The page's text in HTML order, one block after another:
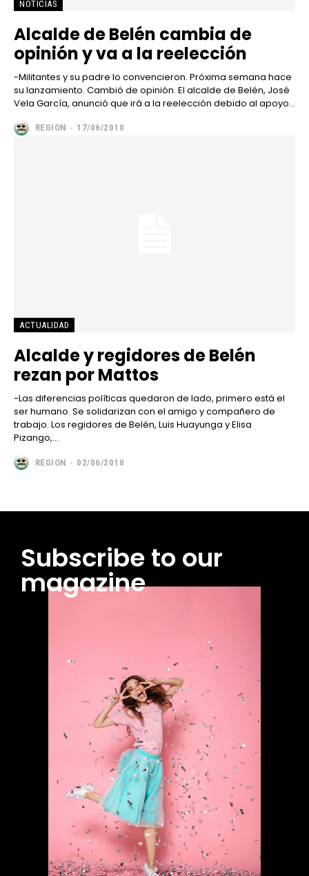
NOTICIAS
Alcalde de Belén cambia de
opinión y va a la reelección
-Militantes y su padre lo convencieron. Próxima semana hace
su lanzamiento. Cambió de opinión. El alcalde de Belén, José
Vela García, anunció que irá a la reelección debido al apoyo...
REGION - 17/06/2010
ACTUALIDAD
Alcalde y regidores de Belén
rezan por Mattos
-Las diferencias políticas quedaron de lado, primero está el
ser humano. Se solidarizan con el amigo y compañero de
trabajo. Los regidores de Belén, Luis Huayunga y Elisa
Pizango,...
REGION - 02/06/2010
Subscribe to our
magazine